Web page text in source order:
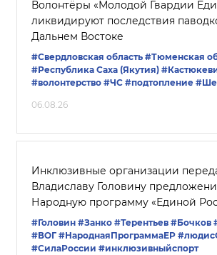
Волонтёры «Молодой Гвардии
ликвидируют последствия
Дальнем Востоке
#Свердловская область #Тюменская
#Республика Саха (Якутия)
#волонтерство #ЧС #подтопление
06.08.26
Инклюзивные организации
Владиславу Головину
Народную программу «Единой
#Головин #Занко #Терентьев #Бочков
#ВОГ #НароднаяПрограммаЕР
#СилаРоссии #инклюзивныйспорт